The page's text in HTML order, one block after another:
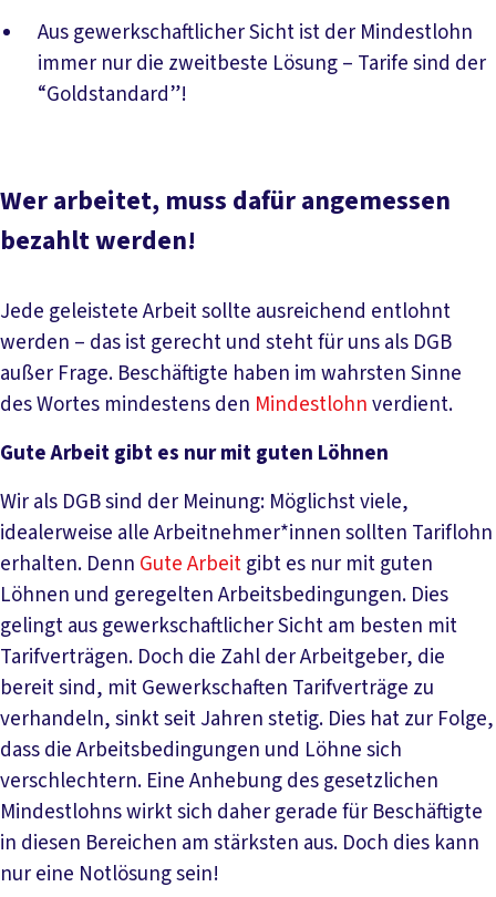
Aus gewerkschaftlicher Sicht ist der Mindestlohn
immer nur die zweitbeste Lösung – Tarife sind der
“Goldstandard”!
Wer arbeitet, muss dafür angemessen
bezahlt werden!
Jede geleistete Arbeit sollte ausreichend entlohnt
werden – das ist gerecht und steht für uns als DGB
außer Frage. Beschäftigte haben im wahrsten Sinne
des Wortes mindestens den Mindestlohnverdient.
Gute Arbeit gibt es nur mit guten Löhnen
Wir als DGB sind der Meinung: Möglichst viele,
idealerweise alle Arbeitnehmer*innen sollten Tariflohn
erhalten. Denn Gute Arbeitgibt es nur mit guten
Löhnen und geregelten Arbeitsbedingungen. Dies
gelingt aus gewerkschaftlicher Sicht am besten mit
Tarifverträgen. Doch die Zahl der Arbeitgeber, die
bereit sind, mit Gewerkschaften Tarifverträge zu
verhandeln, sinkt seit Jahren stetig. Dies hat zur Folge,
dass die Arbeitsbedingungen und Löhne sich
verschlechtern. Eine Anhebung des gesetzlichen
Mindestlohns wirkt sich daher gerade für Beschäftigte
in diesen Bereichen am stärksten aus. Doch dies kann
nur eine Notlösung sein!